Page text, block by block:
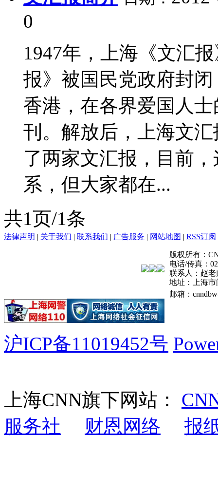
0
1947年，上海《文汇
报》被国民党政府封
香港，在各界爱国人
刊。解放后，上海文
了两家文汇报，目前
系，但大家都在...
共1页/1条
法律声明 | 关于我们 | 联系我们 | 广告服务 | 网站地图 | RSS订阅
版权所有：
电话/传真：
联系人：赵老
地址：上海
邮箱：
沪ICP备11019452号
上海CNN旗下网站：
服务社
财恩网络 报